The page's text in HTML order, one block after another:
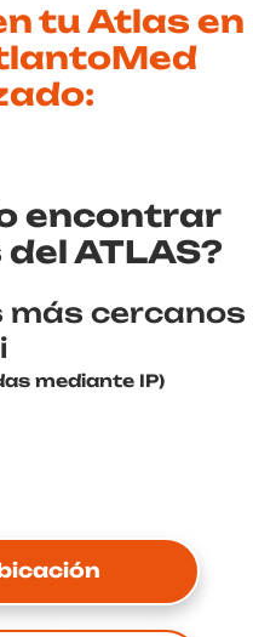
tu Atlas en
encontrar
ATLAS?
cercanos
mediante IP)